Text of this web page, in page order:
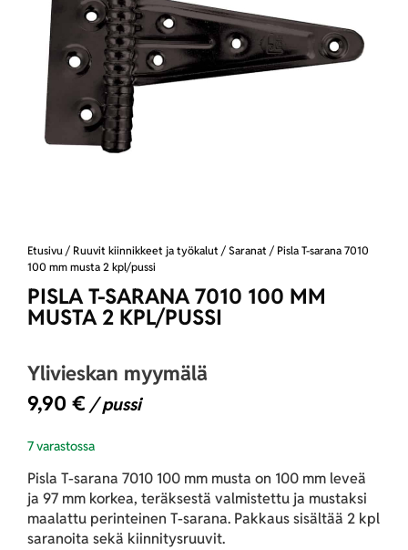
Etusivu / Ruuvit kiinnikkeet ja työkalut / Saranat / Pisla T-sarana 7010
100 mm musta 2 kpl/pussi
PISLA T-SARANA 7010 100 MM
MUSTA 2 KPL/PUSSI
Ylivieskan myymälä
9,90 € / pussi
7 varastossa
Pisla T-sarana 7010 100 mm musta on 100 mm leveä
ja 97 mm korkea, teräksestä valmistettu ja mustaksi
maalattu perinteinen T-sarana. Pakkaus sisältää 2 kpl
saranoita sekä kiinnitysruuvit.